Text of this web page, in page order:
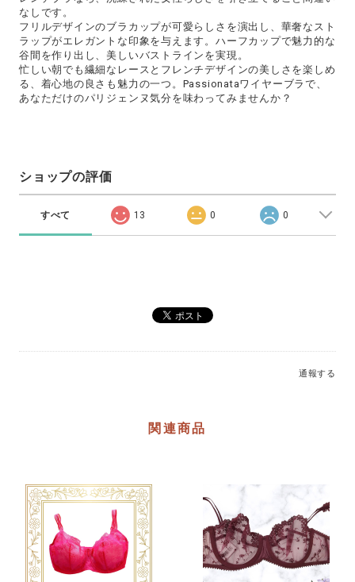
なしです。
フリルデザインのブラカップが可愛らしさを演出し、華奢なスト
ラップがエレガントな印象を与えます。ハーフカップで魅力的な
谷間を作り出し、美しいバストラインを実現。
忙しい朝でも繊細なレースとフレンチデザインの美しさを楽しめ
る、着心地の良さも魅力の一つ。Passionataワイヤーブラで、
あなただけのパリジェンヌ気分を味わってみませんか？
ショップの評価
すべて 13 0 0
通報する
関連商品